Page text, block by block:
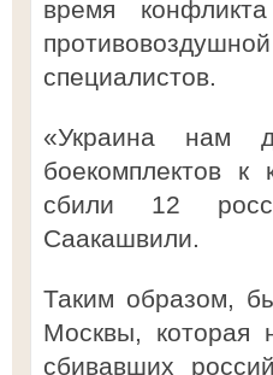
время
специалистов.
«Украина нам
боекомплектов
сбили 12
Саакашвили.
Таким образом,
Москвы, которая
сбивавших